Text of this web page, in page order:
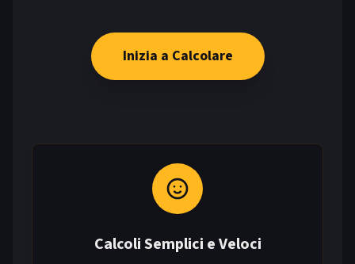
Inizia a Calcolare
Calcoli Semplici e Veloci